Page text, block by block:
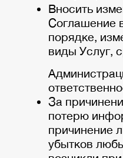
Вносить
Соглашение
порядке,
виды Услуг,
За
потерю
причинение
убытков